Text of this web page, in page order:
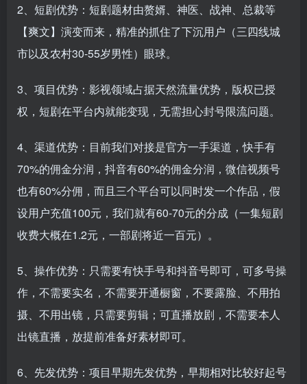
2、短剧优势：短剧题材由赘婿、神医、战神、总裁等
【爽文】演变而来，精准的抓住了下沉用户（三四线城
市以及农村30-55岁男性）眼球。
3、项目优势：影视领域占据天然流量优势，版权已授
权，短剧在平台内就能变现，无需担心封号限流问题。
4、渠道优势：目前我们对接是官方一手渠道，快手有
70%的佣金分润，抖音有60%的佣金分润，微信视频号
也有60%分佣，而且三个平台可以同时发一个作品，假
设用户充值100元，我们就有60-70元的分成（一集短剧
收费大概在1.2元，一部剧将近一百元）。
5、操作优势：只需要有快手号和抖音号即可，可多号操
作，不需要实名，不需要开通橱窗，不要露脸、不用拍
摄、不用出镜，只需要剪辑；可直播放剧，不需要本人
出镜直播，放提前准备好素材即可。
6、先发优势：项目早期先发优势，早期相对比较好起号